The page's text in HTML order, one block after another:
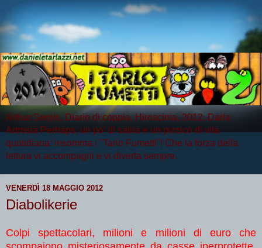
Arthur Serpis, Diario di coppia, Hiroscima, 2012, Darla
Artrosia Perhaps, un po' di satira e un pizzico di vita
quotidiana: insomma i "Tarlo Fumetti"! Che la forza della
lettura vi accompagni e vi diverta sempre.
VENERDÌ 18 MAGGIO 2012
Diabolikerie
Colpi spettacolari, milioni e milioni di euro che